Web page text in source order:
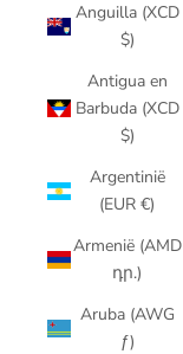
Anguilla (XCD
$)
Antigua en
Barbuda (XCD
$)
Argentinië
(EUR €)
Armenië (AMD
դր.)
Aruba (AWG
ƒ)